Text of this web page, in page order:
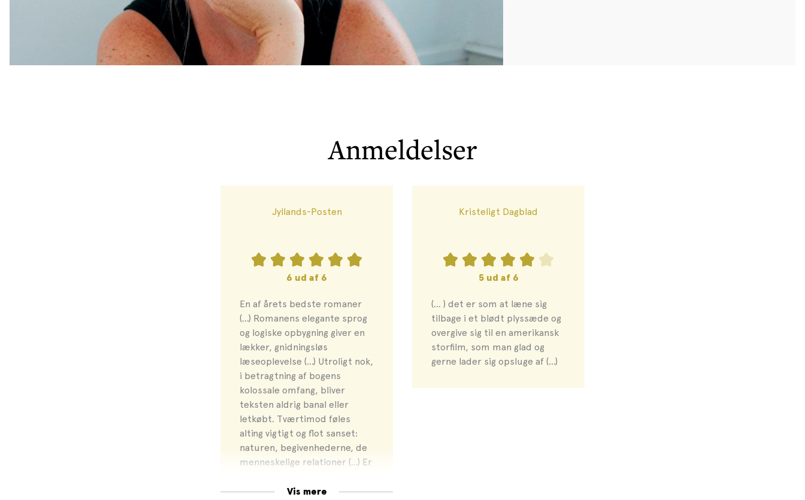
Anmeldelser
Jyllands-Posten
6 ud af 6
En af årets bedste romaner
(…) Romanens elegante sprog
og logiske opbygning giver en
lækker, gnidningsløs
læseoplevelse (…) Utroligt nok,
i betragtning af bogens
kolossale omfang, bliver
teksten aldrig banal eller
letkøbt. Tværtimod føles
alting vigtigt og flot sanset:
naturen, begivenhederne, de
menneskelige relationer (…) Er
rejsekufferten, kære læser,
Vis mere
Kristeligt Dagblad
5 ud af 6
(... ) det er som at læne sig
tilbage i et blødt plyssæde og
overgive sig til en amerikansk
storfilm, som man glad og
gerne lader sig opsluge af (...)